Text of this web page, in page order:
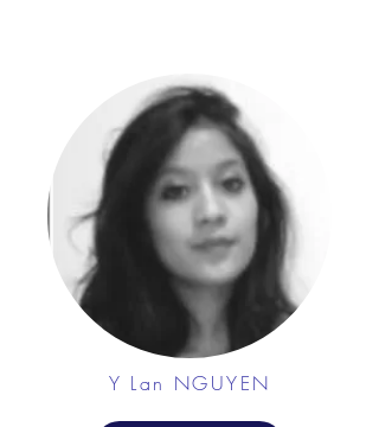
Y Lan NGUYEN